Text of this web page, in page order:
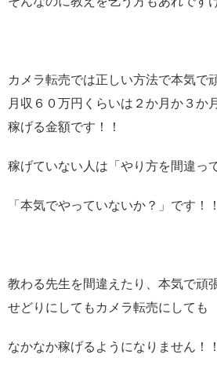
カメラ転売では正しい方法で本気で
月収６０万円くらいは２か月か３か
稼げる金額です！！
稼げていない人は「やり方を間違っ
「本気でやっていないか？」です！！
教わる先生を間違えたり、本気で頑
せどりにしてもカメラ転売にしても
なかなか稼げるようになりません！！